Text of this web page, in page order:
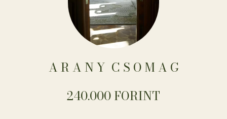
A R A N Y ​​​​​​​​​​​​​​​​​​ C S O M A G
240.000 FORINT